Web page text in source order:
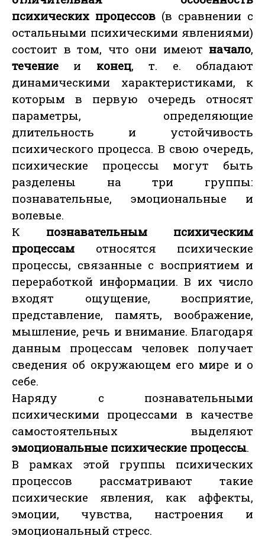
психических процессов (в сравнении с
остальными психическими явлениями)
состоит в том, что они имеют начало,
течение и конец, т. е. обладают
динамическими характеристиками, к
которым в первую очередь относят
параметры, определяющие
длительность и устойчивость
психического процесса. В свою очередь,
психические процессы могут быть
разделены на три группы:
познавательные, эмоциональные и
волевые.
К познавательным психическим
процессам относятся психические
процессы, связанные с восприятием и
переработкой информации. В их число
входят ощущение, восприятие,
представление, память, воображение,
мышление, речь и внимание. Благодаря
данным процессам человек получает
сведения об окружающем его мире и о
себе.
Наряду с познавательными
психическими процессами в качестве
самостоятельных выделяют
эмоциональные психические процессы.
В рамках этой группы психических
процессов рассматривают такие
психические явления, как аффекты,
эмоции, чувства, настроения и
эмоциональный стресс.